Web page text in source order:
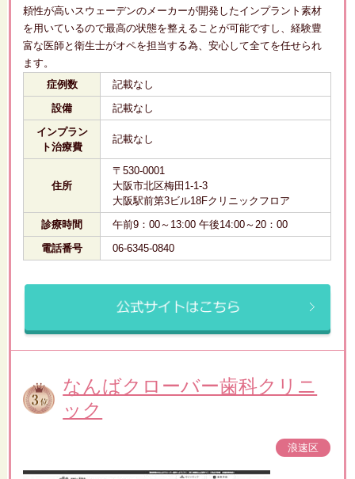
頼性が高いスウェーデンのメーカーが開発したインプラント素材
を用いているので最高の状態を整えることが可能ですし、経験豊
富な医師と衛生士がオペを担当する為、安心して全てを任せられ
ます。
症例数
記載なし
設備
記載なし
インプラン
ト治療費
記載なし
住所
〒530-0001
大阪市北区梅田1-1-3
大阪駅前第3ビル18Fクリニックフロア
診療時間
午前9：00～13:00 午後14:00～20：00
電話番号
06-6345-0840
なんばクローバー歯科クリニ
ック
浪速区